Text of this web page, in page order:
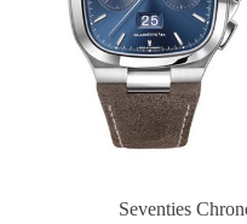
Seventies